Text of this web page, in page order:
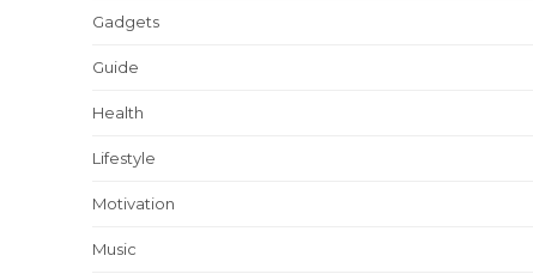
Gadgets
Guide
Health
Lifestyle
Motivation
Music